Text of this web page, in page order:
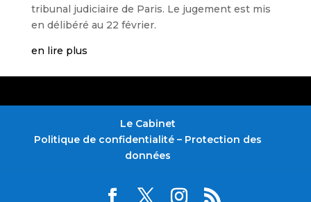
tribunal judiciaire de Paris. Le jugement est mis
en délibéré au 22 février.
en lire plus
Le Cabinet
Politique de confidentialité – Protection des
données